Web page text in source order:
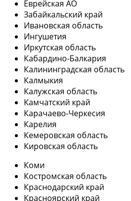
Еврейская АО
Забайкальский край
Ивановская область
Ингушетия
Иркутская область
Кабардино-Балкария
Калининградская область
Калмыкия
Калужская область
Камчатский край
Карачаево-Черкесия
Карелия
Кемеровская область
Кировская область
Коми
Костромская область
Краснодарский край
Красноярский край